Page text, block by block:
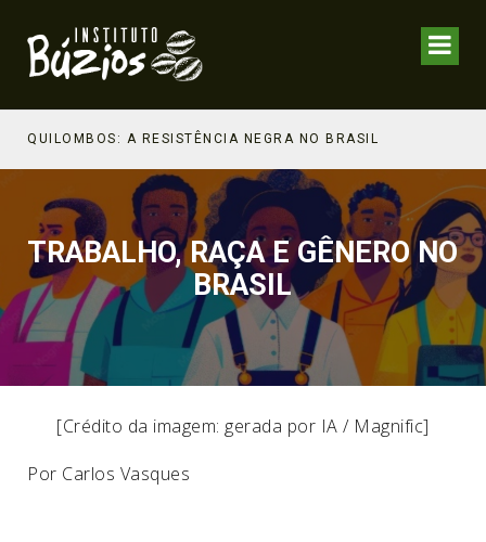
QUILOMBOS: A RESISTÊNCIA NEGRA NO BRASIL
TRABALHO, RAÇA E GÊNERO NO
BRASIL
[Crédito da imagem: gerada por IA / Magnific]
Por Carlos Vasques